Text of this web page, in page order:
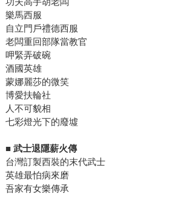
樂馬西服
自立門戶禮德西服
老闆重回部隊當教官
呷緊弄破碗
酒國英雄
蒙娜麗莎的微笑
博愛扶輪社
人不可貌相
七彩燈光下的廢墟
■ 武士退隱薪火傳
台灣訂製西裝的末代武士
英雄最怕病來磨
吾家有女樂傳承